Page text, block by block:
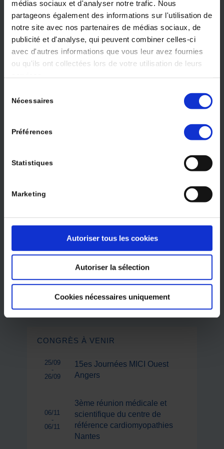
médias sociaux et d'analyser notre trafic. Nous
partageons également des informations sur l'utilisation de
notre site avec nos partenaires de médias sociaux, de
publicité et d'analyse, qui peuvent combiner celles-ci
avec d'autres informations que vous leur avez fournies
ou qu'ils ont collectées lors de votre utilisation de leurs
Nécessaires
Préférences
Statistiques
Marketing
Autoriser tous les cookies
Autoriser la sélection
Cookies nécessaires uniquement
liens d’intérêts des auteurs en rapport avec les articles publiés sont
consultables chez l’éditeur. Tous droits de traduction, d’adaptation et
de reproduction par tous procédés réservés pour tout pays©.
Volume 51 – Numéro 06 - Juin 2026
JE M’ABONNE
CONGRÈS À VENIR
25/09
-
26/09
15es Journées MICI Ouest
Angers
06/11
-
06/11
3ème réunion médicale et
scientifique du centre de
référence cardiomyopathies
Nantes